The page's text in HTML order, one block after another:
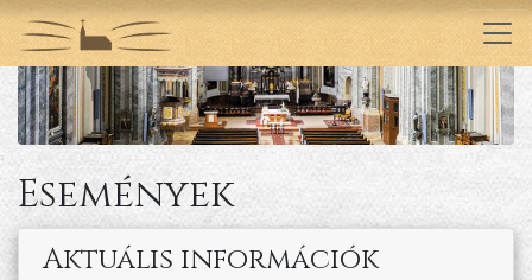
Események
Aktuális információk